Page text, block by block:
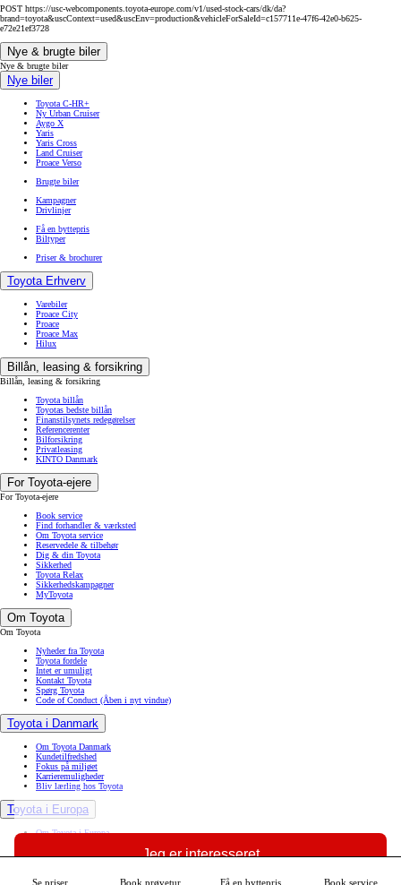
Se priser Book prøvetur Få en byttepris Book service
Jeg er interesseret
POST https://usc-webcomponents.toyota-europe.com/v1/used-stock-cars/dk/da?
brand=toyota&uscContext=used&uscEnv=production&vehicleForSaleId=c157711e-47f6-42e0-b625-
e72e21ef3728
Nye & brugte biler
Nye & brugte biler
Nye biler
Toyota C-HR+
Ny Urban Cruiser
Aygo X
Yaris
Yaris Cross
Land Cruiser
Proace Verso
Brugte biler
Kampagner
Drivlinjer
Få en byttepris
Biltyper
Priser & brochurer
Toyota Erhverv
Varebiler
Proace City
Proace
Proace Max
Hilux
Billån, leasing & forsikring
Billån, leasing & forsikring
Toyota billån
Toyotas bedste billån
Finanstilsynets redegørelser
Referencerenter
Bilforsikring
Privatleasing
KINTO Danmark
For Toyota-ejere
For Toyota-ejere
Book service
Find forhandler & værksted
Om Toyota service
Reservedele & tilbehør
Dig & din Toyota
Sikkerhed
Toyota Relax
Sikkerhedskampagner
MyToyota
Om Toyota
Om Toyota
Nyheder fra Toyota
Toyota fordele
Intet er umuligt
Kontakt Toyota
Spørg Toyota
Code of Conduct (Åben i nyt vindue)
Toyota i Danmark
Om Toyota Danmark
Kundetilfredshed
Fokus på miljøet
Karrieremuligheder
Bliv lærling hos Toyota
Toyota i Europa
Om Toyota i Europa
Den europæiske forsyningskæde